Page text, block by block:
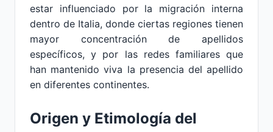
estar influenciado por la migración interna
dentro de Italia, donde ciertas regiones tienen
mayor concentración de apellidos
específicos, y por las redes familiares que
han mantenido viva la presencia del apellido
en diferentes continentes.
Origen y Etimología del